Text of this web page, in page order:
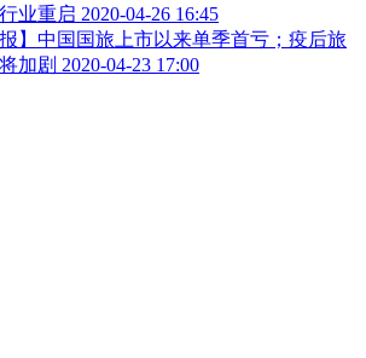
业重启 2020-04-26 16:45
报】中国国旅上市以来单季首亏；疫后旅
加剧 2020-04-23 17:00